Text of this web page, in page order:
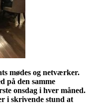
mødes og netværker.
på den samme
onsdag i hver måned.
i skrivende stund at